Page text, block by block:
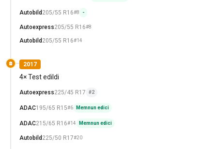
Autobild 205/55 R16#8 -
Autoexpress205/55 R16#8
Autobild 205/55 R16#14
2017
4× Test edildi
Autoexpress225/45 R17 #2
ADAC195/65 R15#6 Memnun edici
ADAC215/65 R16#14 Memnun edici
Autobild 225/50 R17#20